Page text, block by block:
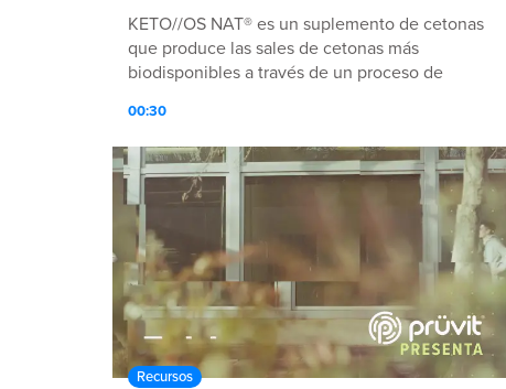
KETO//OS NAT® es un suplemento de cetonas
que produce las sales de cetonas más
biodisponibles a través de un proceso de
nutricionalmente avanzada™.
00:30
Recursos